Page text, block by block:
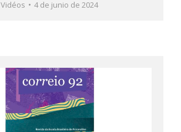
Vidéos 4 de junio de 2024